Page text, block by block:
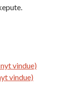
vindue)
vindue)